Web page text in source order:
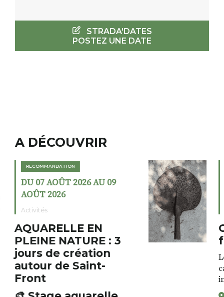
STRADA'DATES
POSTEZ UNE DATE
A DÉCOUVRIR
DU 02 AOÛT 2026 AU 23
Cochon charbon au
fumoir
Le Fumoir est une sorte de
cabinet de curiosités. Son
s’amuse à donner à voir des